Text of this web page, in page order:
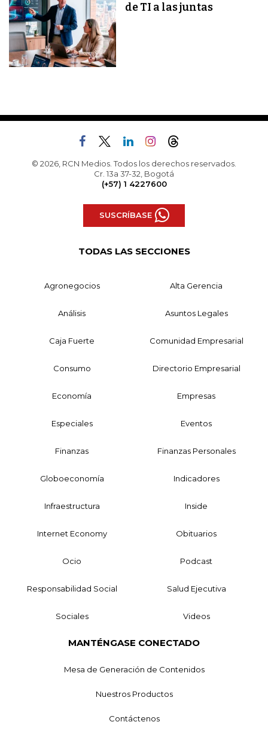
de TI a las juntas
© 2026, RCN Medios. Todos los derechos reservados.
Cr. 13a 37-32, Bogotá
(+57) 1 4227600
SUSCRÍBASE
TODAS LAS SECCIONES
Agronegocios Alta Gerencia
Análisis Asuntos Legales
Caja Fuerte Comunidad Empresarial
Consumo Directorio Empresarial
Economía Empresas
Especiales Eventos
Finanzas Finanzas Personales
Globoeconomía Indicadores
Infraestructura Inside
Internet Economy Obituarios
Ocio Podcast
Responsabilidad Social Salud Ejecutiva
Sociales Videos
MANTÉNGASE CONECTADO
Mesa de Generación de Contenidos
Nuestros Productos
Contáctenos